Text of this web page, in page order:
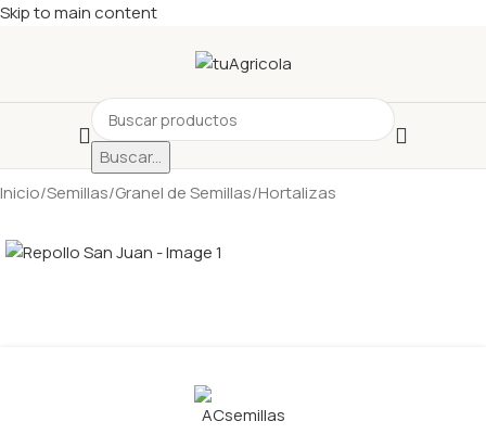
Skip to main content
Buscar...
Inicio/Semillas/Granel de Semillas/Hortalizas